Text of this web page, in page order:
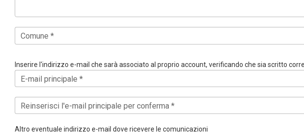
Comune *
Inserire l'indirizzo e-mail che sarà associato al proprio account, verificando che sia scritto
E-mail principale *
Reinserisci l'e-mail principale per conferma *
Altro eventuale indirizzo e-mail dove ricevere le comunicazioni